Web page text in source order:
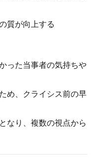
質が向上する
った当事者の気持ちや
め、クライシス前の早
なり、複数の視点から